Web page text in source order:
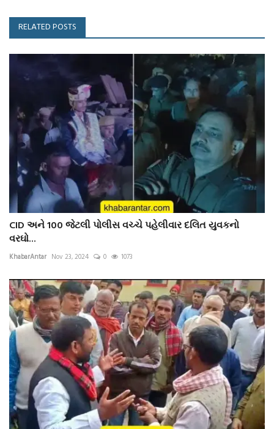
RELATED POSTS
CID અને 100 જેટલી પોલીસ વચ્ચે પહેલીવાર દલિત યુવકનો
વરઘો...
KhabarAntar Nov 23, 2024 0 1073